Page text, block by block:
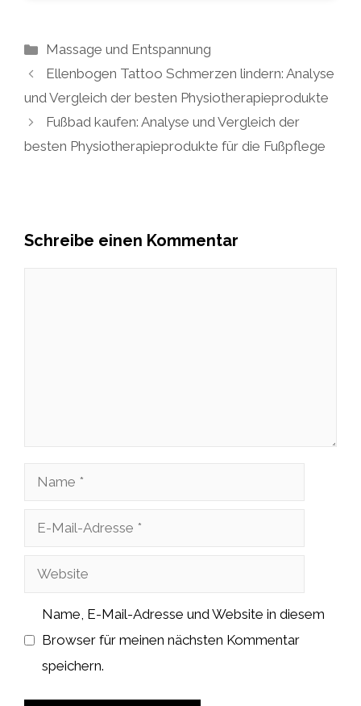
Kategorien
Massage und Entspannung
Ellenbogen Tattoo Schmerzen lindern: Analyse
und Vergleich der besten Physiotherapieprodukte
Fußbad kaufen: Analyse und Vergleich der
besten Physiotherapieprodukte für die Fußpflege
Schreibe einen Kommentar
Name
Adresse
Website
Name, E-Mail-Adresse und Website in diesem
Browser für meinen nächsten Kommentar
speichern.